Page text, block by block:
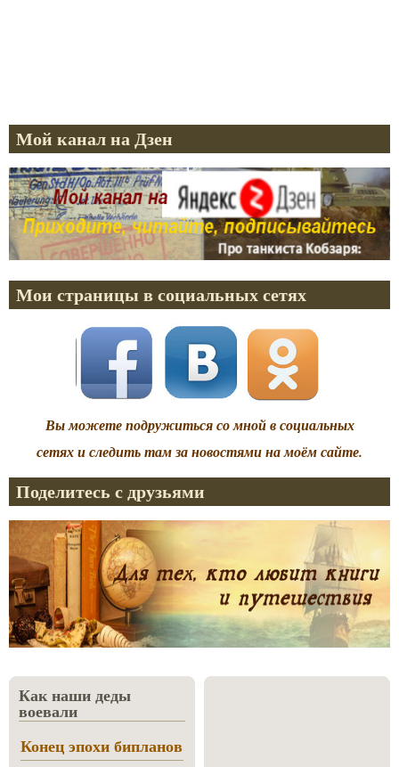
Мой канал на Дзен
Мои страницы в социальных сетях
Вы можете подружиться со мной в социальных
сетях и следить там за новостями на моём сайте.
Поделитесь с друзьями
Как наши деды
воевали
Конец эпохи бипланов